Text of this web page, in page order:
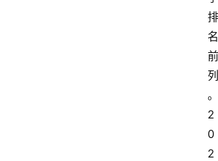
排
名
前
列
。
2
0
2